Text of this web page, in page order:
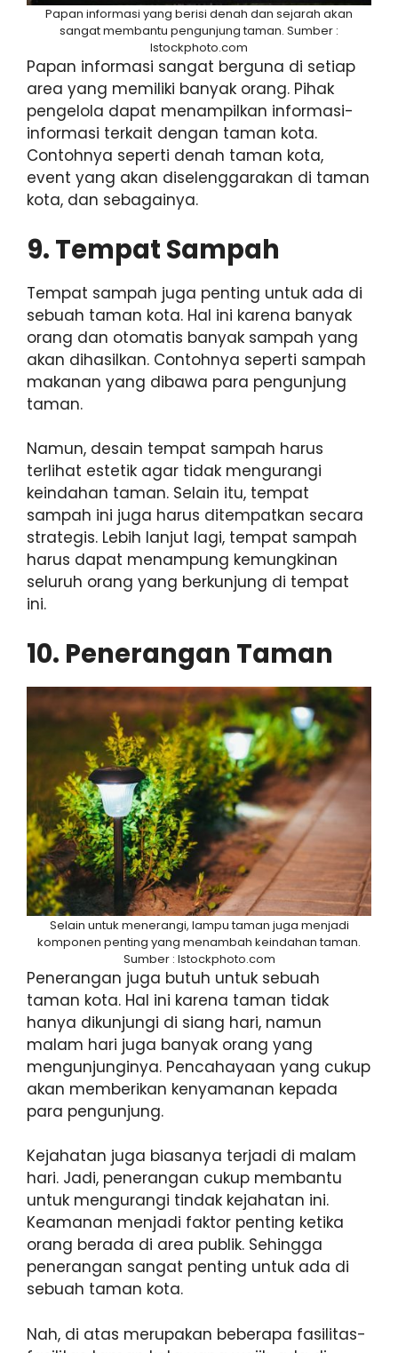
Papan informasi yang berisi denah dan sejarah akan
sangat membantu pengunjung taman. Sumber :
Istockphoto.com
Papan informasi sangat berguna di setiap
area yang memiliki banyak orang. Pihak
pengelola dapat menampilkan informasi-
informasi terkait dengan taman kota.
Contohnya seperti denah taman kota,
event yang akan diselenggarakan di taman
kota, dan sebagainya.
9. Tempat Sampah
Tempat sampah juga penting untuk ada di
sebuah taman kota. Hal ini karena banyak
orang dan otomatis banyak sampah yang
akan dihasilkan. Contohnya seperti sampah
makanan yang dibawa para pengunjung
taman.
Namun, desain tempat sampah harus
terlihat estetik agar tidak mengurangi
keindahan taman. Selain itu, tempat
sampah ini juga harus ditempatkan secara
strategis. Lebih lanjut lagi, tempat sampah
harus dapat menampung kemungkinan
seluruh orang yang berkunjung di tempat
ini.
10. Penerangan Taman
Selain untuk menerangi, lampu taman juga menjadi
komponen penting yang menambah keindahan taman.
Sumber : Istockphoto.com
Penerangan juga butuh untuk sebuah
taman kota. Hal ini karena taman tidak
hanya dikunjungi di siang hari, namun
malam hari juga banyak orang yang
mengunjunginya. Pencahayaan yang cukup
akan memberikan kenyamanan kepada
para pengunjung.
Kejahatan juga biasanya terjadi di malam
hari. Jadi, penerangan cukup membantu
untuk mengurangi tindak kejahatan ini.
Keamanan menjadi faktor penting ketika
orang berada di area publik. Sehingga
penerangan sangat penting untuk ada di
sebuah taman kota.
Nah, di atas merupakan beberapa fasilitas-